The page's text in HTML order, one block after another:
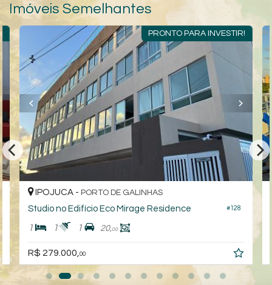
Imóveis Semelhantes
PRONTO PARA INVESTIR!
#128
IPOJUCA - PORTO DE GALINHAS
Studio no Edifício Eco Mirage Residence
1 1 1 20,00
R$ 279.000, 00